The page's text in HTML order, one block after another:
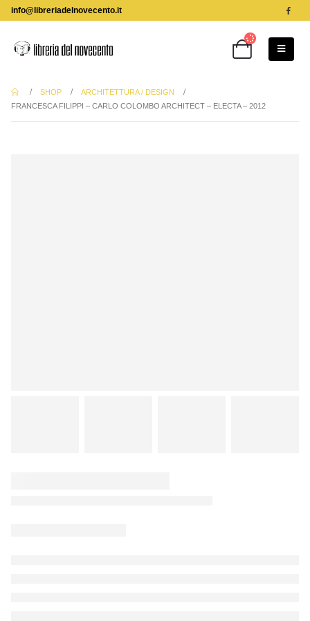
info@libreriadelnovecento.it
SHOP
ARCHITETTURA / DESIGN
FRANCESCA FILIPPI – CARLO COLOMBO ARCHITECT – ELECTA – 2012